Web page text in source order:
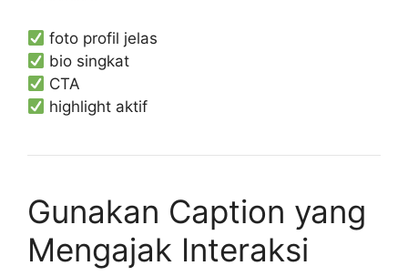
foto profil jelas
bio singkat
CTA
highlight aktif
Gunakan Caption yang
Mengajak Interaksi